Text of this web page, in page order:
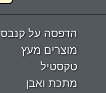
הדפסה על קנבס
מוצרים מעץ
טקסטיל
מתכת ואבן